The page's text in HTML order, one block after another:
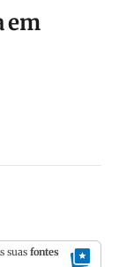
em
suas fontes